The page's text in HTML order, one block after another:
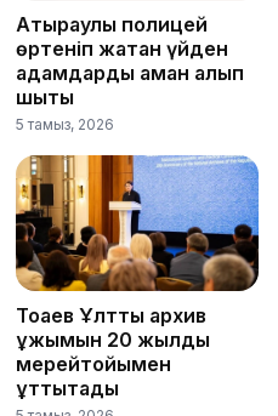
Атыраулық полицей
өртеніп жатқан үйден
адамдарды аман алып
шықты
5 тамыз, 2026
Тоқаев Ұлттық архив
ұжымын 20 жылдық
мерейтойымен
құттықтады